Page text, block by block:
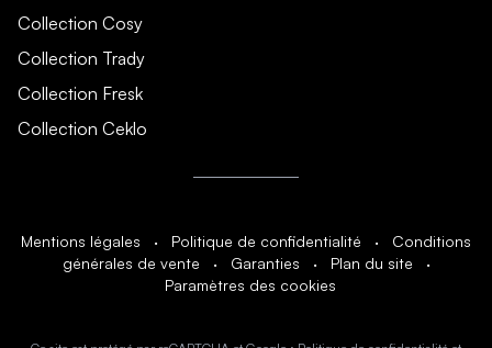
Collection Cosy
Collection Trady
Collection Fresk
Collection Ceklo
Mentions légales · Politique de confidentialité ·
Conditions
générales de vente
· Garanties · Plan du site
·
Paramètres des cookies